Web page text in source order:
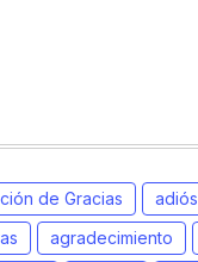
de Gracias
adiós
agradecimiento